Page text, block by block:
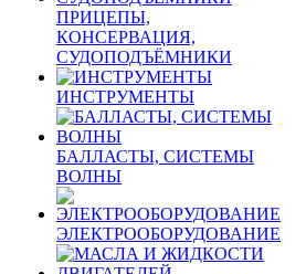
ПРИЦЕПЫ,
КОНСЕРВАЦИЯ,
СУДОПОДЪЁМНИКИ
ИНСТРУМЕНТЫ
БАЛЛАСТЫ, СИСТЕМЫ
ВОЛНЫ
ЭЛЕКТРООБОРУДОВАНИЕ